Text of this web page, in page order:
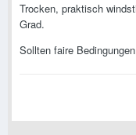
Trocken, praktisch
Grad.
Sollten faire